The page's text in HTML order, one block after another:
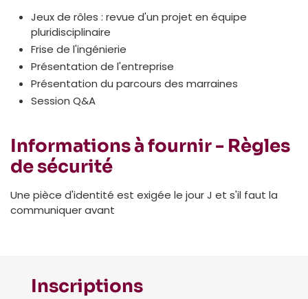
Jeux de rôles : revue d'un projet en équipe
pluridisciplinaire
Frise de l'ingénierie
Présentation de l'entreprise
Présentation du parcours des marraines
Session Q&A
Informations à fournir - Règles
de sécurité
Une pièce d'identité est exigée le jour J et s'il faut la
communiquer avant
Inscriptions